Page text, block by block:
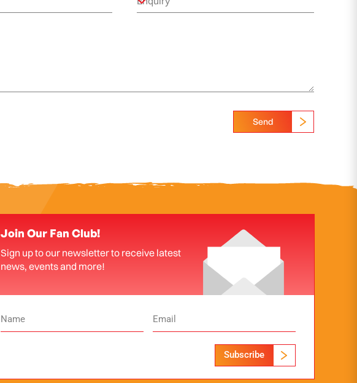
Send
Join Our Fan Club!
Sign up to our newsletter to receive latest
news, events and more!
Subscribe